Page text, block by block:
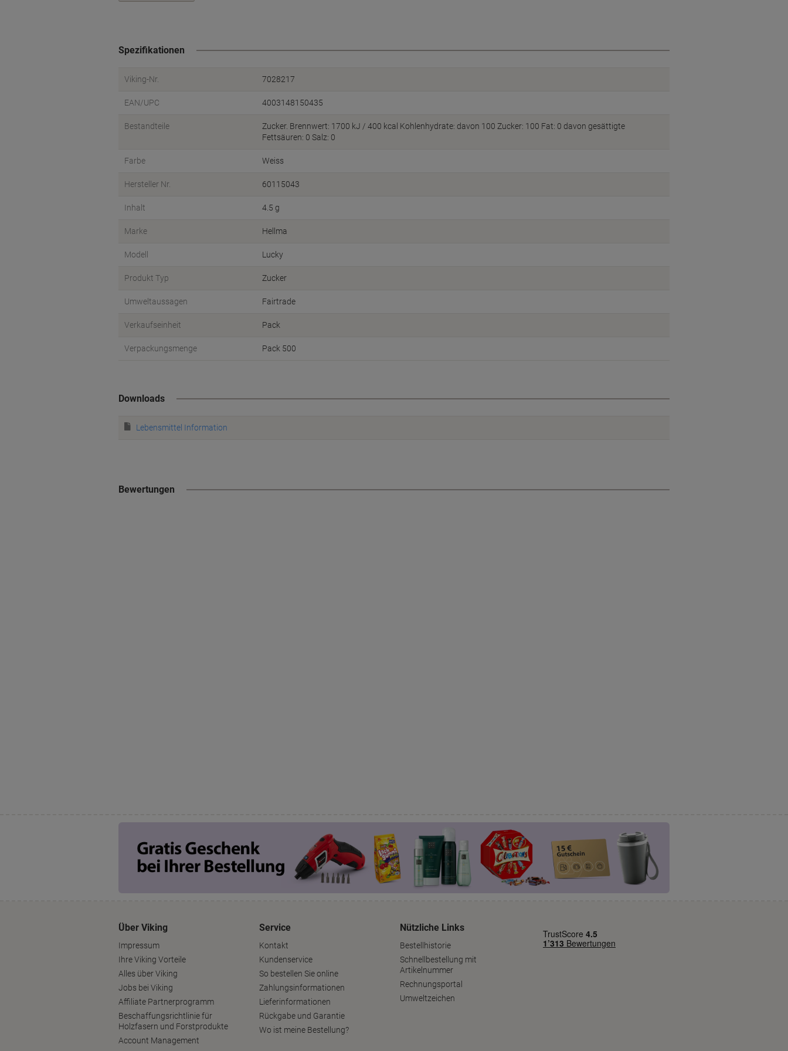
Spezifikationen
Viking-Nr. 7028217
EAN/UPC 4003148150435
Bestandteile
Zucker. Brennwert: 1700 kJ / 400 kcal Kohlenhydrate: davon 100 Zucker: 100 Fat: 0 davon gesättigte
Fettsäuren: 0 Salz: 0
Farbe Weiss
Hersteller Nr. 60115043
Inhalt 4.5 g
Marke Hellma
Modell Lucky
Produkt Typ Zucker
Umweltaussagen Fairtrade
Verkaufseinheit Pack
Verpackungsmenge Pack 500
Downloads
Lebensmittel Information
Bewertungen
Über Viking
Impressum
Ihre Viking Vorteile
Alles über Viking
Jobs bei Viking
Affiliate Partnerprogramm
Beschaffungsrichtlinie für
Holzfasern und Forstprodukte
Account Management
Service
Kontakt
Kundenservice
So bestellen Sie online
Zahlungsinformationen
Lieferinformationen
Rückgabe und Garantie
Wo ist meine Bestellung?
Nützliche Links
Bestellhistorie
Schnellbestellung mit
Artikelnummer
Rechnungsportal
Umweltzeichen